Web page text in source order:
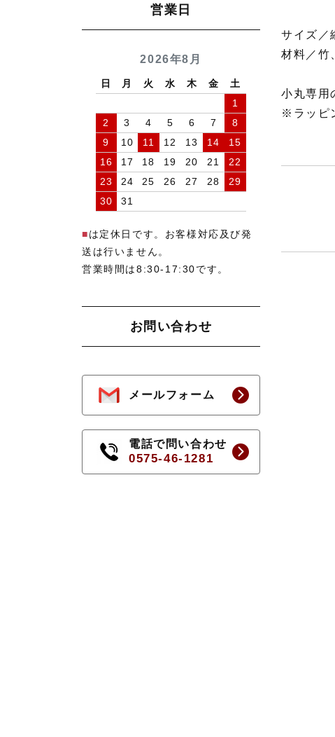
営業日
2026年8月
日 月 火 水 木 金
土
1
2
3 4 5 6 7
8
9
10 11 12 13 14
15
16
17 18 19 20 21
22
23
24 25 26 27 28
29
30
31
■は定休日です。お客様対応及び発
送は行いません。
営業時間は8:30-17:30です。
お問い合わせ
メールフォーム
電話で問い合わせ
0575-46-1281
サイズ／
材料／竹
小丸専用
※ラッピ